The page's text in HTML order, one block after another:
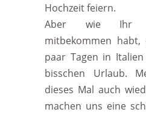
Hochzeit feiern.
Aber wie Ihr
mitbekommen
paar Tagen in
bisschen Urlaub.
dieses Mal auch
machen uns eine